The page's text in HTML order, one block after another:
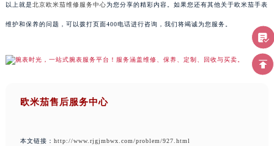
以上就是北京欧米茄维修服务中心为您分享的精彩内容。如果您还有其他关于欧米茄手表
维护和保养的问题，可以拨打页面400电话进行咨询，我们将竭诚为您服务。
欧米茄售后服务中心
本文链接： http://www.rjgjmbwx.com/problem/927.html